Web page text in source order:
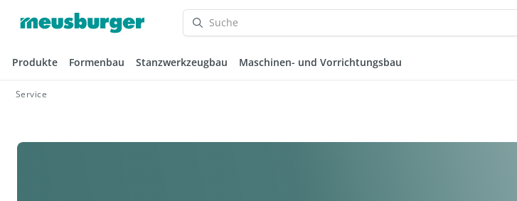
Produkte Formenbau Stanzwerkzeugbau Maschinen- und Vorrichtungsbau
Service